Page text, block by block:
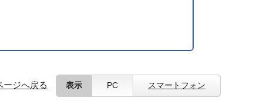
ージへ戻る 表示 PC スマートフォン